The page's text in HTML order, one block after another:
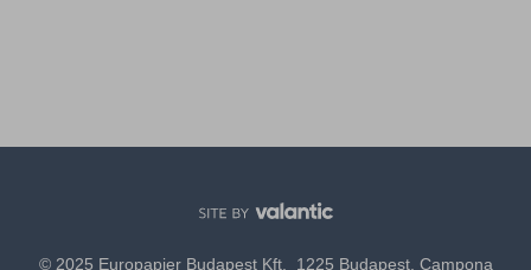
© 2025 Europapier Budapest Kft. 1225 Budapest, Campona